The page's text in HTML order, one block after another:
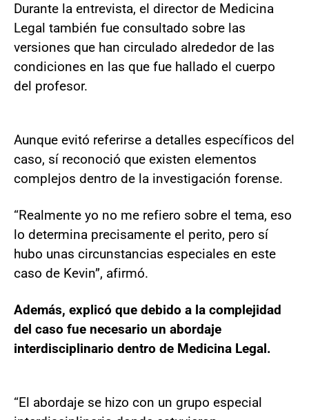
Durante la entrevista, el director de Medicina
Legal también fue consultado sobre las
versiones que han circulado alrededor de las
condiciones en las que fue hallado el cuerpo
del profesor.
Aunque evitó referirse a detalles específicos del
caso, sí reconoció que existen elementos
complejos dentro de la investigación forense.
“Realmente yo no me refiero sobre el tema, eso
lo determina precisamente el perito, pero sí
hubo unas circunstancias especiales en este
caso de Kevin”, afirmó.
Además, explicó que debido a la complejidad
del caso fue necesario un abordaje
interdisciplinario dentro de Medicina Legal.
“El abordaje se hizo con un grupo especial